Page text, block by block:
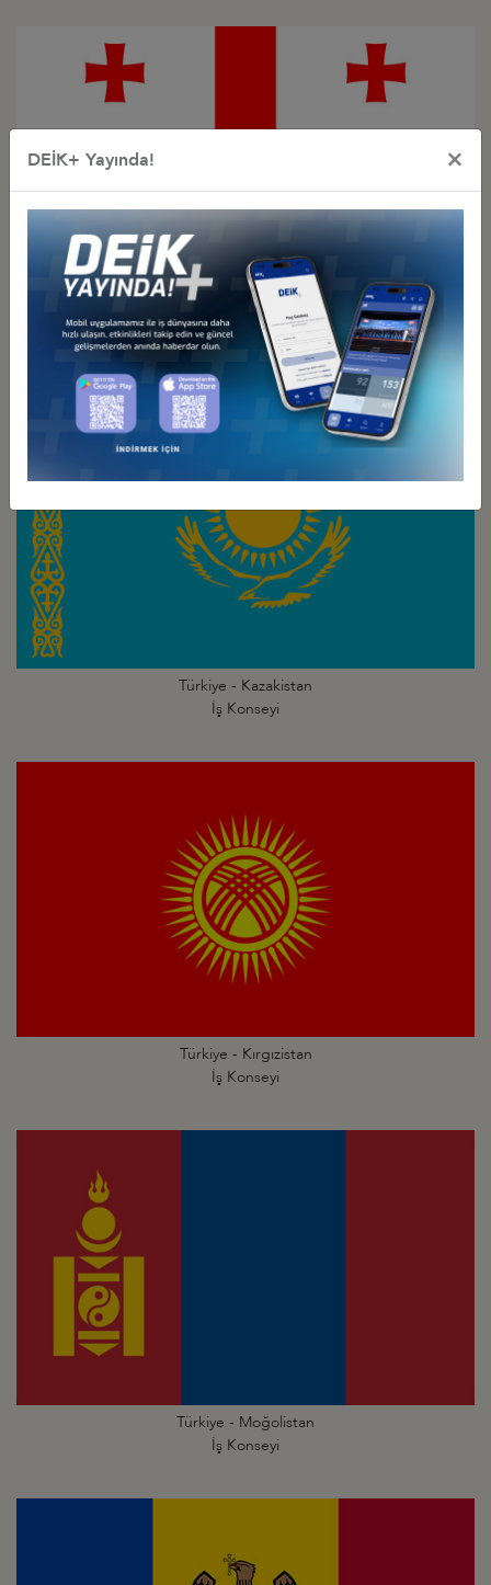
Türkiye - Gürcistan
İş Konseyi
Türkiye - Kazakistan
İş Konseyi
Türkiye - Kırgızistan
İş Konseyi
Türkiye - Moğolistan
İş Konseyi
DEİK+ Yayında! ×